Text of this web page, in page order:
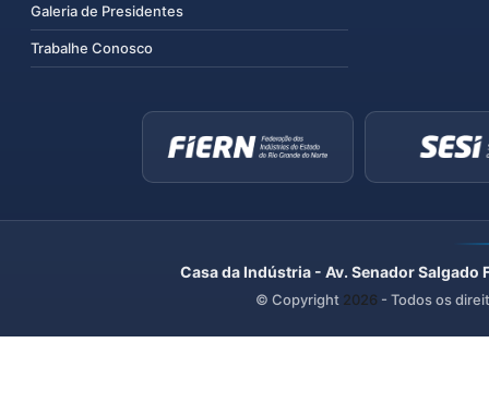
Galeria de Presidentes
Trabalhe Conosco
Casa da Indústria - Av. Senador
© Copyright 2026 - Todos os